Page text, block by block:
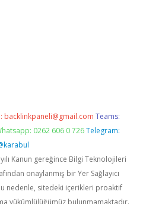
backlinkpaneli@gmail.com Teams:
0262 606 0 726 Telegram:
Kanun gereğince Bilgi Teknolojileri
onaylanmış bir Yer Sağlayıcı
nedenle, sitedeki içerikleri proaktif
yükümlülüğümüz bulunmamaktadır.